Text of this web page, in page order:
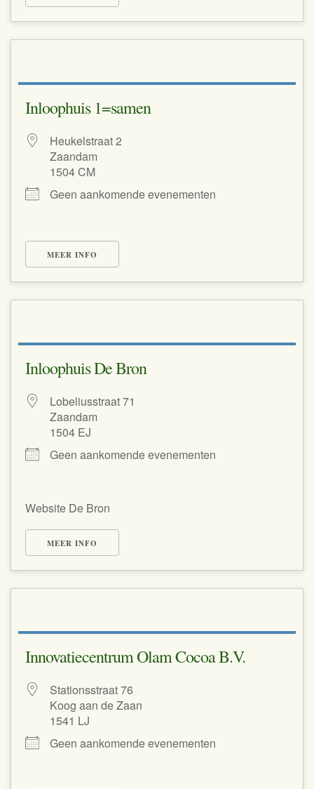
Inloophuis 1=samen
Heukelstraat 2
Zaandam
1504 CM
Geen aankomende evenementen
MEER INFO
Inloophuis De Bron
Lobeliusstraat 71
Zaandam
1504 EJ
Geen aankomende evenementen
Website De Bron
MEER INFO
Innovatiecentrum Olam Cocoa B.V.
Stationsstraat 76
Koog aan de Zaan
1541 LJ
Geen aankomende evenementen